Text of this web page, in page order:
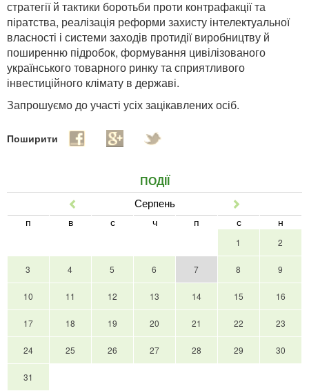
стратегії й тактики боротьби проти контрафакції та
піратства, реалізація реформи захисту інтелектуальної
власності і системи заходів протидії виробництву й
поширенню підробок, формування цивілізованого
українського товарного ринку та сприятливого
інвестиційного клімату в державі.
Запрошуємо до участі усіх зацікавлених осіб.
Поширити
ПОДІЇ
Серпень
п в с ч п с н
1 2
3 4 5 6 7 8 9
10 11 12 13 14 15 16
17 18 19 20 21 22 23
24 25 26 27 28 29 30
31